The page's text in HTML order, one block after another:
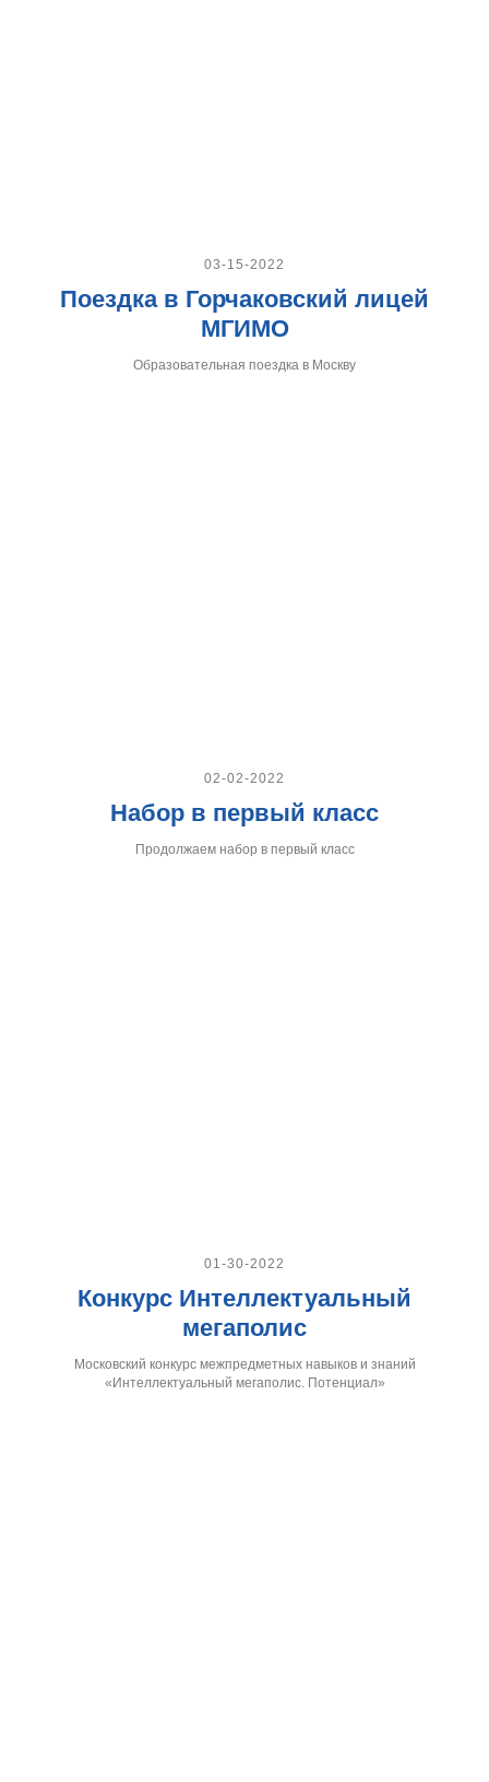
03-15-2022
Поездка в Горчаковский лицей
МГИМО
Образовательная поездка в Москву
02-02-2022
Набор в первый класс
Продолжаем набор в первый класс
01-30-2022
Конкурс Интеллектуальный
мегаполис
Московский конкурс межпредметных навыков и знаний
«Интеллектуальный мегаполис. Потенциал»